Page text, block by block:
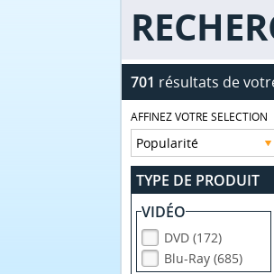
701 résultats de
AFFINEZ VOTRE SELECTION
TYPE DE PRODUIT
VIDÉO
DVD (172)
Blu-Ray (685)